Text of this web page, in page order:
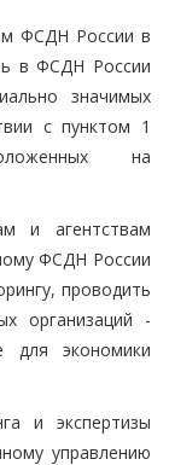
ФСДН России в
в ФСДН России
значимых
с пунктом 1
на
и агентствам
ФСДН России
проводить
организаций -
для экономики
и экспертизы
управлению